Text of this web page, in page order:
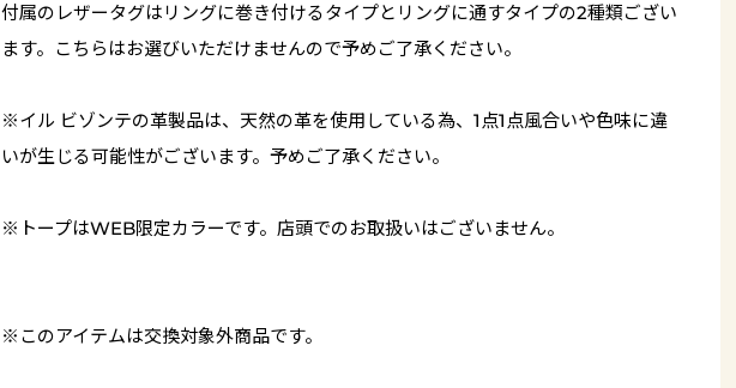
付属のレザータグはリングに巻き付けるタイプとリングに通すタイプの2種類ござい
ます。こちらはお選びいただけませんので予めご了承ください。
※イル ビゾンテの革製品は、天然の革を使用している為、1点1点風合いや色味に違
いが生じる可能性がございます。予めご了承ください。
※トープはWEB限定カラーです。店頭でのお取扱いはございません。
※このアイテムは交換対象外商品です。